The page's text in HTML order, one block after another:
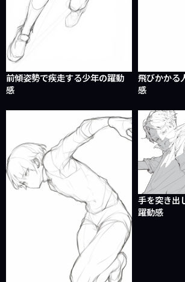
前傾姿勢で疾走する少年の躍動
感
飛びかかる
感
手を突き出
躍動感